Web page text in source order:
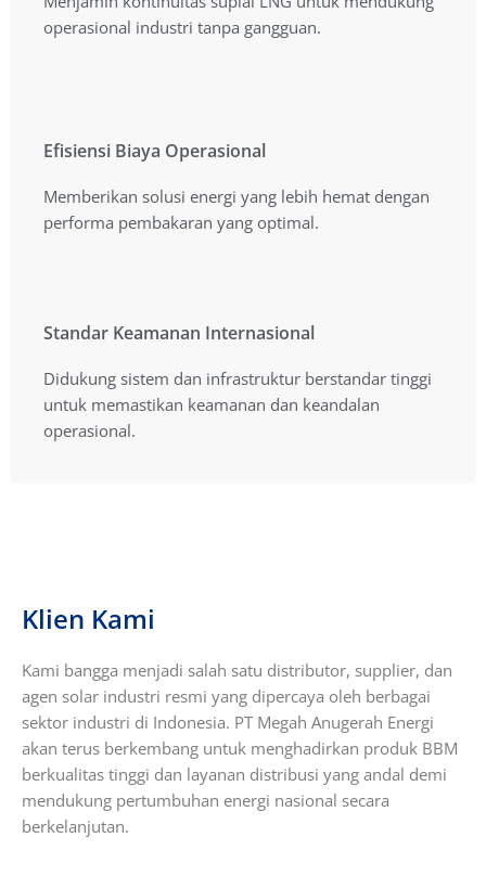
operasional industri tanpa gangguan.
operasional industri tanpa gangguan.
Efisiensi Biaya Operasional
Memberikan solusi energi yang lebih hemat dengan
performa pembakaran yang optimal.
Efisiensi Biaya Operasional
Memberikan solusi energi yang lebih hemat dengan
performa pembakaran yang optimal.
Standar Keamanan Internasional
Didukung sistem dan infrastruktur berstandar tinggi
untuk memastikan keamanan dan keandalan
operasional.
Standar Keamanan Internasional
Didukung sistem dan infrastruktur berstandar tinggi
untuk memastikan keamanan dan keandalan
operasional.
Klien Kami
Kami bangga menjadi salah satu distributor, supplier, dan
agen solar industri resmi yang dipercaya oleh berbagai
sektor industri di Indonesia. PT Megah Anugerah Energi
akan terus berkembang untuk menghadirkan produk BBM
berkualitas tinggi dan layanan distribusi yang andal demi
mendukung pertumbuhan energi nasional secara
berkelanjutan.